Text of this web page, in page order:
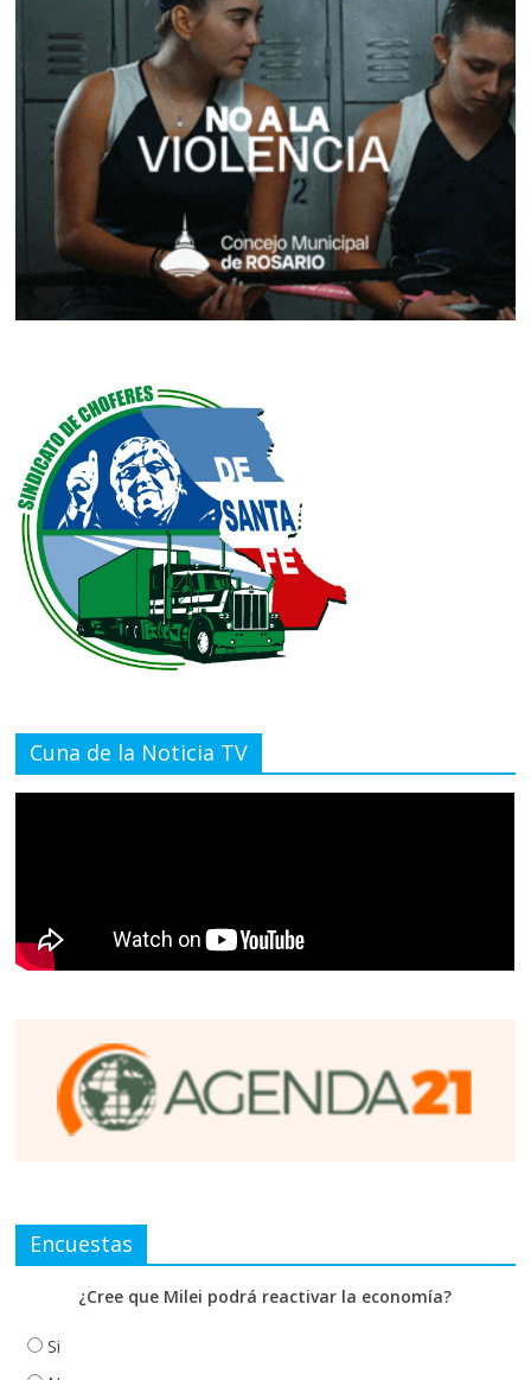
Cuna de la Noticia TV
Encuestas
¿Cree que Milei podrá reactivar la economía?
Si